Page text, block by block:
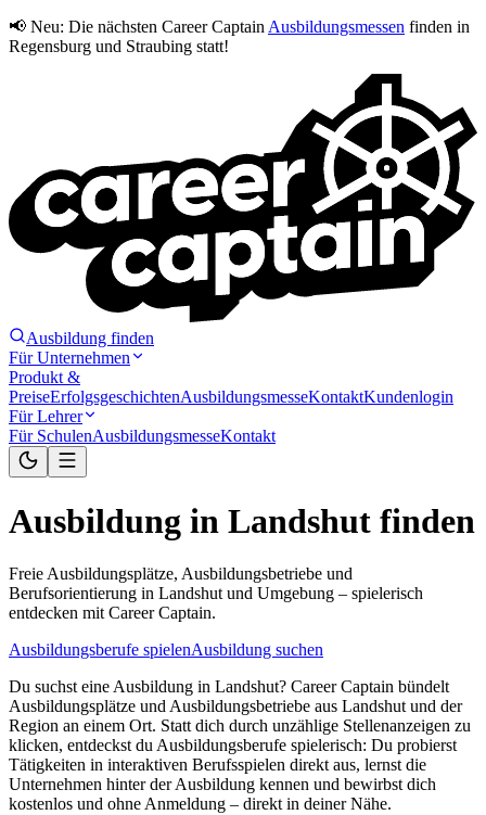
📢 Neu: Die nächsten Career Captain Ausbildungsmessen finden in
Regensburg und Straubing statt!
Ausbildung finden
Für Unternehmen
Produkt &
PreiseErfolgsgeschichtenAusbildungsmesseKontaktKundenlogin
Für Lehrer
Für SchulenAusbildungsmesseKontakt
Ausbildung in Landshut finden
Freie Ausbildungsplätze, Ausbildungsbetriebe und
Berufsorientierung in Landshut und Umgebung – spielerisch
entdecken mit Career Captain.
Ausbildungsberufe spielenAusbildung suchen
Du suchst eine Ausbildung in Landshut? Career Captain bündelt
Ausbildungsplätze und Ausbildungsbetriebe aus Landshut und der
Region an einem Ort. Statt dich durch unzählige Stellenanzeigen zu
klicken, entdeckst du Ausbildungsberufe spielerisch: Du probierst
Tätigkeiten in interaktiven Berufsspielen direkt aus, lernst die
Unternehmen hinter der Ausbildung kennen und bewirbst dich
kostenlos und ohne Anmeldung – direkt in deiner Nähe.